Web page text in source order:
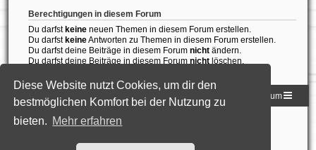
Diese Website nutzt Cookies, um dir den
bestmöglichen Komfort bei der Nutzung zu
bieten. Mehr erfahren
Berechtigungen in diesem Forum
Du darfst keineneuen Themen in diesem Forum erstellen.
Du darfst keineAntworten zu Themen in diesem Forum erstellen.
Du darfst deine Beiträge in diesem Forum nichtändern.
Du darfst deine Beiträge in diesem Forum nichtlöschen.
Homepage der DLG Foren-Übersicht Impressum
Powered byphpBB® Forum Software © phpBB Limited
Style: Black-Silver-Split by Joyce&LunaphpBB-Style-Design